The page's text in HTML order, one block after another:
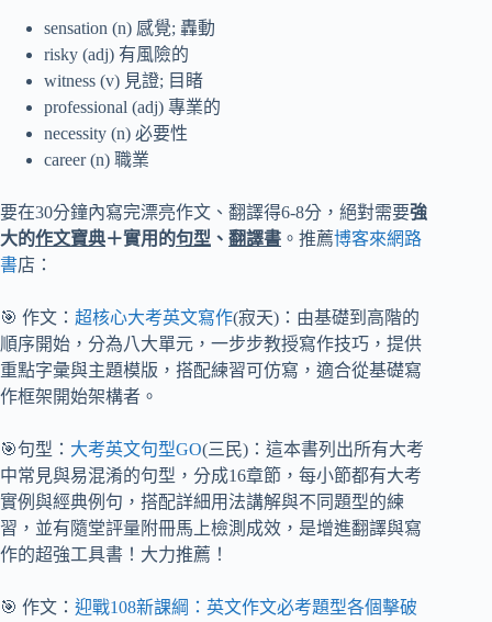
sensation (n) 感覺; 轟動
risky (adj) 有風險的
witness (v) 見證; 目睹
professional (adj) 專業的
necessity (n) 必要性
career (n) 職業
要在30分鐘內寫完漂亮作文、翻譯得6-8分，絕對需要強
大的作文寶典＋實用的句型 、 翻譯書 。推薦博客來網路
書店：
🎯 作文： 超核心大考英文寫作(寂天)：由基礎到高階的
順序開始，分為八大單元，一步步教授寫作技巧，提供
重點字彙與主題模版，搭配練習可仿寫，適合從基礎寫
作框架開始架構者。
🎯句型： 大考英文句型GO(三民)：這本書列出所有大考
中常見與易混淆的句型，分成16章節，每小節都有大考
實例與經典例句，搭配詳細用法講解與不同題型的練
習，並有隨堂評量附冊馬上檢測成效，是增進翻譯與寫
作的超強工具書！大力推薦！
🎯 作文： 迎戰108新課綱：英文作文必考題型各個擊破